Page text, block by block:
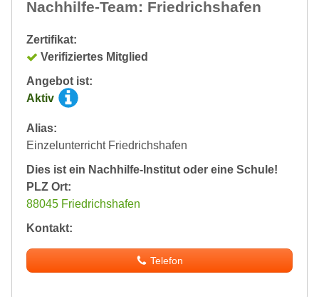
Nachhilfe-Team: Friedrichshafen
Zertifikat:
Verifiziertes Mitglied
Angebot ist:
Aktiv
Alias:
Einzelunterricht Friedrichshafen
Dies ist ein Nachhilfe-Institut oder eine Schule!
PLZ Ort:
88045 Friedrichshafen
Kontakt:
Telefon